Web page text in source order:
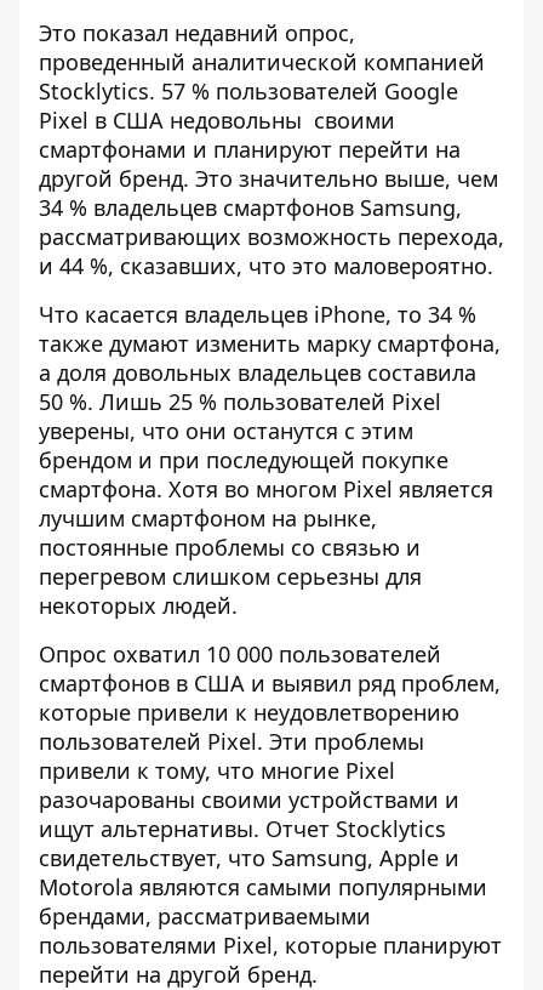
Это показал недавний опрос,
проведенный аналитической компанией
Stocklytics. 57 % пользователей Google
Pixel в США недовольны своими
смартфонами и планируют перейти на
другой бренд. Это значительно выше, чем
34 % владельцев смартфонов Samsung,
рассматривающих возможность перехода,
и 44 %, сказавших, что это маловероятно.
Что касается владельцев iPhone, то 34 %
также думают изменить марку смартфона,
а доля довольных владельцев составила
50 %. Лишь 25 % пользователей Pixel
уверены, что они останутся с этим
брендом и при последующей покупке
смартфона. Хотя во многом Pixel является
лучшим смартфоном на рынке,
постоянные проблемы со связью и
перегревом слишком серьезны для
некоторых людей.
Опрос охватил 10 000 пользователей
смартфонов в США и выявил ряд проблем,
которые привели к неудовлетворению
пользователей Pixel. Эти проблемы
привели к тому, что многие Pixel
разочарованы своими устройствами и
ищут альтернативы. Отчет Stocklytics
свидетельствует, что Samsung, Apple и
Motorola являются самыми популярными
брендами, рассматриваемыми
пользователями Pixel, которые планируют
перейти на другой бренд.